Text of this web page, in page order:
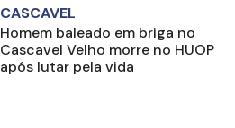
CASCAVEL
Homem baleado em briga no
Cascavel Velho morre no HUOP
após lutar pela vida